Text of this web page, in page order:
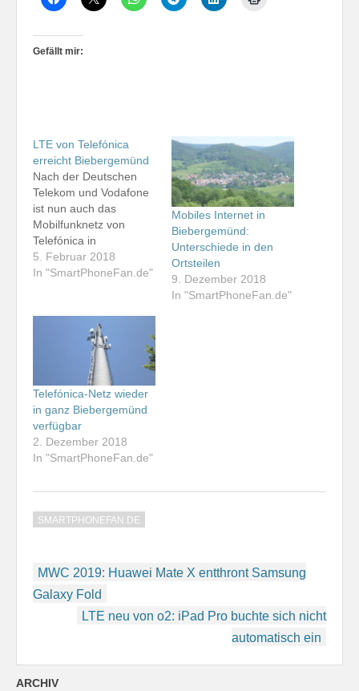
Gefällt mir:
LTE von Telefónica
erreicht Biebergemünd
Nach der Deutschen
Telekom und Vodafone
ist nun auch das
Mobilfunknetz von
Telefónica in
Biebergemünd mit LTE
vertreten. Während das
empfangen ist, versorgt
Vodafone nur den
Norden, vor allem
Wirtheim und - mit
Einschränkungen -
Kassel. Das LTE-Netz
von Telefónica war
bislang bereits…
5. Februar 2018
In "SmartPhoneFan.de"
Mobiles Internet in
Biebergemünd:
Unterschiede in den
Ortsteilen
9. Dezember 2018
In "SmartPhoneFan.de"
Telefónica-Netz wieder
in ganz Biebergemünd
verfügbar
2. Dezember 2018
In "SmartPhoneFan.de"
SMARTPHONEFAN.DE
Beitragsnavigation
MWC 2019: Huawei Mate X entthront Samsung
Galaxy Fold
LTE neu von o2: iPad Pro buchte sich nicht
automatisch ein
ARCHIV